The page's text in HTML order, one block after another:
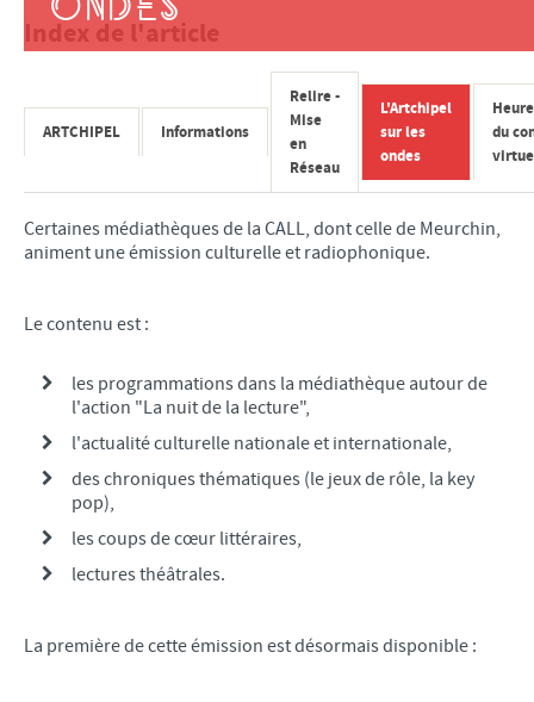
PROPOS DES ÉLUS DE LA MAJORITÉ
PROPOS DES ÉLUS DE L’OPPOSITION
CONSEIL MUNICIPAL JEUNES
ETAT-CIVIL
ELECTIONS
PARTENAIRES DE LA VILLE
CULTURE
ÉCOLE MUNICIPALE D'ARTS PLASTIQUES
ACTIVITÉS BIEN-ÊTRE
ÉCOLES/JEUNESSE
ÉCOLE MATERNELLE
ÉCOLE PRIMAIRE
SERVICE MUNICIPAL JEUNESSE
PAUSE MÉRIDIENNE
ONDES
Index de l'article
ARTCHIPEL Informations
Relire -
Mise
en
Réseau
L'Artchipel
sur les
ondes
Heure
du
Certaines médiathèques de la CALL, dont celle de Meurchin,
animent une émission culturelle et radiophonique.
Le contenu est :
les programmations dans la médiathèque autour de
l'action "La nuit de la lecture",
l'actualité culturelle nationale et internationale,
des chroniques thématiques (le jeux de rôle, la key
pop),
les coups de cœur littéraires,
lectures théâtrales.
La première de cette émission est désormais disponible :